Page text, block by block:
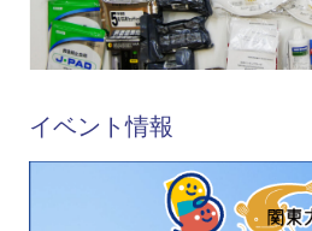
イベント情報